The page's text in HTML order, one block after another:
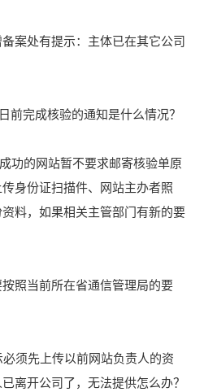
案处有提示：主体已在其它公司
前完成核验的通知是什么情况？
功的网站暂不要求邮寄核验单原
身份证扫描件、网站主办者照
料，如果相关主管部门有新的要
照当前所在省通信管理局的要
须先上传以前网站负责人的资
离开公司了，无法提供怎么办？